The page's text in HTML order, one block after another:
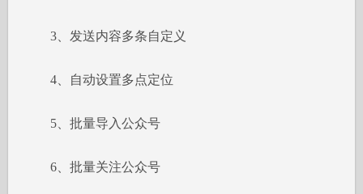
3、发送内容多条自定义
4、自动设置多点定位
5、批量导入公众号
6、批量关注公众号